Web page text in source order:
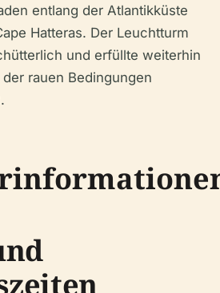
entlang der Atlantikküste
Hatteras. Der Leuchtturm
und erfüllte weiterhin
rauen Bedingungen